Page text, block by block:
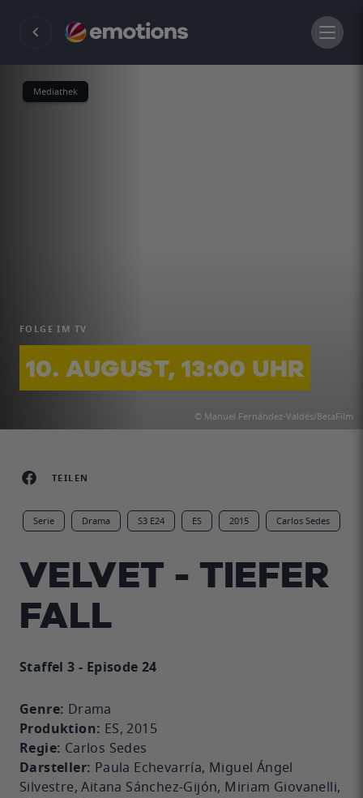
© Manuel Fernández-Valdés/BetaFilm
Mediathek
FOLGE IM TV
10. AUGUST, 13:00 UHR
TEILEN
Serie Drama S3 E24 ES 2015 Carlos Sedes
VELVET - TIEFER
FALL
Staffel 3 - Episode 24
Genre: Drama
Produktion: ES, 2015
Regie: Carlos Sedes
Darsteller: Paula Echevarría, Miguel Ángel
Silvestre, Aitana Sánchez-Gijón, Miriam Giovanelli,